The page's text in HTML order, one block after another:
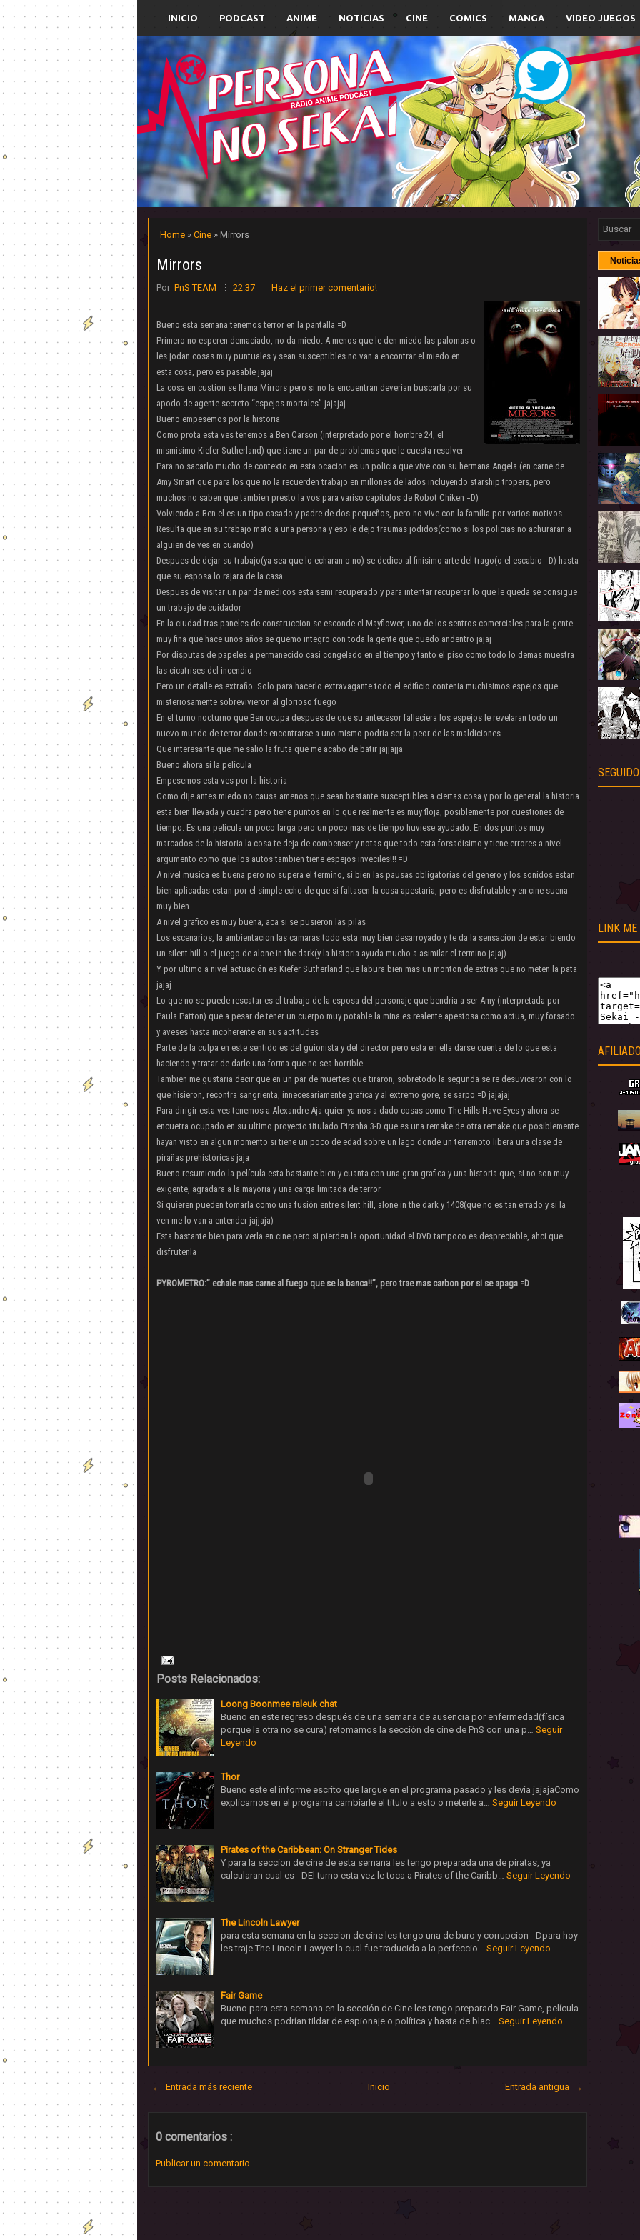
INICIO PODCAST ANIME NOTICIAS CINE COMICS MANGA VIDEO JUEGOS
Home » Cine » Mirrors
Mirrors
Por PnS TEAM 22:37 Haz el primer comentario!
Bueno esta semana tenemos terror en la pantalla =D
Primero no esperen demaciado, no da miedo. A menos que le den miedo las palomas o
les jodan cosas muy puntuales y sean susceptibles no van a encontrar el miedo en
esta cosa, pero es pasable jajaj
La cosa en custion se llama Mirrors pero si no la encuentran deverian buscarla por su
apodo de agente secreto “espejos mortales” jajajaj
Bueno empesemos por la historia
Como prota esta ves tenemos a Ben Carson (interpretado por el hombre 24, el
mismisimo Kiefer Sutherland) que tiene un par de problemas que le cuesta resolver
Para no sacarlo mucho de contexto en esta ocacion es un policia que vive con su hermana Angela (en carne de
Amy Smart que para los que no la recuerden trabajo en millones de lados incluyendo starship tropers, pero
muchos no saben que tambien presto la vos para variso capitulos de Robot Chiken =D)
Volviendo a Ben el es un tipo casado y padre de dos pequeños, pero no vive con la familia por varios motivos
Resulta que en su trabajo mato a una persona y eso le dejo traumas jodidos(como si los policias no achuraran a
alguien de ves en cuando)
Despues de dejar su trabajo(ya sea que lo echaran o no) se dedico al finisimo arte del trago(o el escabio =D) hasta
que su esposa lo rajara de la casa
Despues de visitar un par de medicos esta semi recuperado y para intentar recuperar lo que le queda se consigue
un trabajo de cuidador
En la ciudad tras paneles de construccion se esconde el Mayflower, uno de los sentros comerciales para la gente
muy fina que hace unos años se quemo integro con toda la gente que quedo andentro jajaj
Por disputas de papeles a permanecido casi congelado en el tiempo y tanto el piso como todo lo demas muestra
las cicatrises del incendio
Pero un detalle es extraño. Solo para hacerlo extravagante todo el edificio contenia muchisimos espejos que
misteriosamente sobrevivieron al glorioso fuego
En el turno nocturno que Ben ocupa despues de que su antecesor falleciera los espejos le revelaran todo un
nuevo mundo de terror donde encontrarse a uno mismo podria ser la peor de las maldiciones
Que interesante que me salio la fruta que me acabo de batir jajjajja
Bueno ahora si la película
Empesemos esta ves por la historia
Como dije antes miedo no causa amenos que sean bastante susceptibles a ciertas cosa y por lo general la historia
esta bien llevada y cuadra pero tiene puntos en lo que realmente es muy floja, posiblemente por cuestiones de
tiempo. Es una película un poco larga pero un poco mas de tiempo huviese ayudado. En dos puntos muy
marcados de la historia la cosa te deja de combenser y notas que todo esta forsadisimo y tiene errores a nivel
argumento como que los autos tambien tiene espejos inveciles!!! =D
A nivel musica es buena pero no supera el termino, si bien las pausas obligatorias del genero y los sonidos estan
bien aplicadas estan por el simple echo de que si faltasen la cosa apestaria, pero es disfrutable y en cine suena
muy bien
A nivel grafico es muy buena, aca si se pusieron las pilas
Los escenarios, la ambientacion las camaras todo esta muy bien desarroyado y te da la sensación de estar biendo
un silent hill o el juego de alone in the dark(y la historia ayuda mucho a asimilar el termino jajaj)
Y por ultimo a nivel actuación es Kiefer Sutherland que labura bien mas un monton de extras que no meten la pata
jajaj
Lo que no se puede rescatar es el trabajo de la esposa del personaje que bendria a ser Amy (interpretada por
Paula Patton) que a pesar de tener un cuerpo muy potable la mina es realente apestosa como actua, muy forsado
y aveses hasta incoherente en sus actitudes
Parte de la culpa en este sentido es del guionista y del director pero esta en ella darse cuenta de lo que esta
haciendo y tratar de darle una forma que no sea horrible
Tambien me gustaria decir que en un par de muertes que tiraron, sobretodo la segunda se re desuvicaron con lo
que hisieron, recontra sangrienta, innecesariamente grafica y al extremo gore, se sarpo =D jajajaj
Para dirigir esta ves tenemos a Alexandre Aja quien ya nos a dado cosas como The Hills Have Eyes y ahora se
encuetra ocupado en su ultimo proyecto titulado Piranha 3-D que es una remake de otra remake que posiblemente
hayan visto en algun momento si tiene un poco de edad sobre un lago donde un terremoto libera una clase de
pirañas prehistóricas jaja
Bueno resumiendo la película esta bastante bien y cuanta con una gran grafica y una historia que, si no son muy
exigente, agradara a la mayoria y una carga limitada de terror
Si quieren pueden tomarla como una fusión entre silent hill, alone in the dark y 1408(que no es tan errado y si la
ven me lo van a entender jajjaja)
Esta bastante bien para verla en cine pero si pierden la oportunidad el DVD tampoco es despreciable, ahci que
disfrutenla
PYROMETRO:” echale mas carne al fuego que se la banca!!”, pero trae mas carbon por si se apaga =D
Posts Relacionados:
Loong Boonmee raleuk chat
Bueno en este regreso después de una semana de ausencia por enfermedad(física
porque la otra no se cura) retomamos la sección de cine de PnS con una p…
Seguir
Leyendo
Thor
Bueno este el informe escrito que largue en el programa pasado y les devia jajajaComo
explicamos en el programa cambiarle el titulo a esto o meterle a…
Seguir Leyendo
Pirates of the Caribbean: On Stranger Tides
Y para la seccion de cine de esta semana les tengo preparada una de piratas, ya
calcularan cual es =DEl turno esta vez le toca a Pirates of the Caribb…
Seguir Leyendo
The Lincoln Lawyer
para esta semana en la seccion de cine les tengo una de buro y corrupcion =Dpara hoy
les traje The Lincoln Lawyer la cual fue traducida a la perfeccio…
Seguir Leyendo
Fair Game
Bueno para esta semana en la sección de Cine les tengo preparado Fair Game, película
que muchos podrían tildar de espionaje o política y hasta de blac…
Seguir Leyendo
← Entrada más reciente Entrada antigua →
Inicio
0 comentarios :
Publicar un comentario
LINK ME